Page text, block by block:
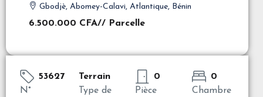
Gbodjè, Abomey-Calavi, Atlantique, Bénin
6.500.000 CFA// Parcelle
53627
N°
Terrain
Type de
0
Pièce
0
Chambre